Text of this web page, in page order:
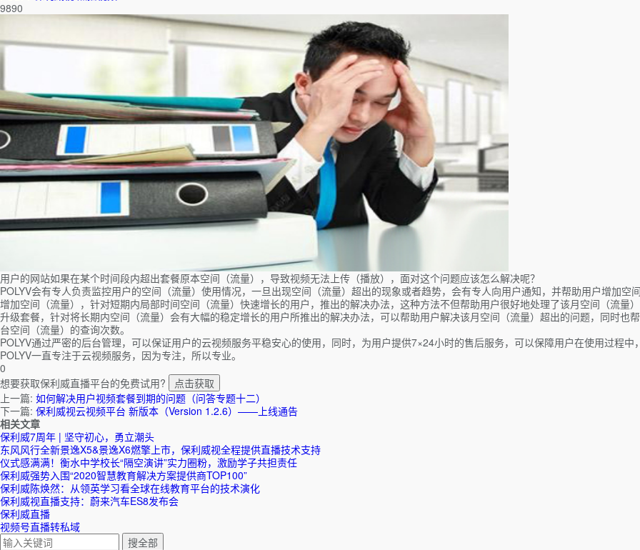
9890
用户的网站如果在某个时间段内超出套餐原本空间（流量），导致视频无法上传（播放），面对这个问题应该怎么解决呢？
POLYV会有专人负责监控用户的空间（流量）使用情况，一旦出现空间（流量）超出的现象或者趋势，会有专人向用户通知，并帮助用户增加空
增加空间（流量），针对短期内局部时间空间（流量）快速增长的用户，推出的解决办法，这种方法不但帮助用户很好地处理了该月空间（流量
升级套餐，针对将长期内空间（流量）会有大幅的稳定增长的用户所推出的解决办法，可以帮助用户解决该月空间（流量）超出的问题，同时
台空间（流量）的查询次数。
POLYV通过严密的后台管理，可以保证用户的云视频服务平稳安心的使用，同时，为用户提供7×24小时的售后服务，可以保障用户在使用过程
POLYV一直专注于云视频服务，因为专注，所以专业。
0
想要获取保利威直播平台的免费试用?
点击获取
上一篇: 如何解决用户视频套餐到期的问题（问答专题十二）
下一篇: 保利威视云视频平台 新版本（Version 1.2.6）——上线通告
相关文章
保利威7周年 | 坚守初心，勇立潮头
东风风行全新景逸X5&景逸X6燃擎上市，保利威视全程提供直播技术支持
仪式感满满！衡水中学校长“隔空演讲”实力圈粉，激励学子共担责任
保利威强势入围“2020智慧教育解决方案提供商TOP100”
保利威陈焕然：从领英学习看全球在线教育平台的技术演化
保利威视直播支持：蔚来汽车ES8发布会
保利威直播
视频号直播转私域